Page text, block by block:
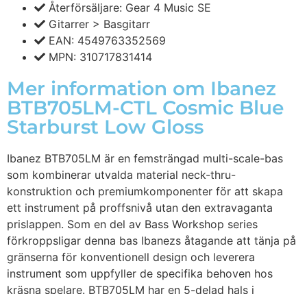
Återförsäljare: Gear 4 Music SE
Gitarrer > Basgitarr
EAN: 4549763352569
MPN: 310717831414
Mer information om Ibanez
BTB705LM-CTL Cosmic Blue
Starburst Low Gloss
Ibanez BTB705LM är en femsträngad multi-scale-bas
som kombinerar utvalda material neck-thru-
konstruktion och premiumkomponenter för att skapa
ett instrument på proffsnivå utan den extravaganta
prislappen. Som en del av Bass Workshop series
förkroppsligar denna bas Ibanezs åtagande att tänja på
gränserna för konventionell design och leverera
instrument som uppfyller de specifika behoven hos
kräsna spelare. BTB705LM har en 5-delad hals i